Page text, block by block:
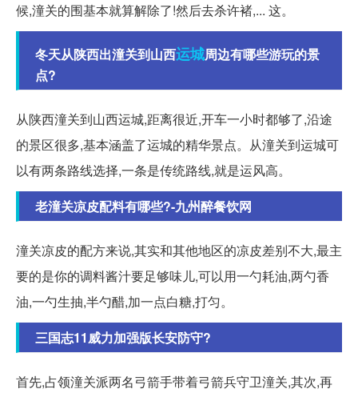
候,潼关的围基本就算解除了!然后去杀许褚,... 这。
冬天从陕西出潼关到山西运城周边有哪些游玩的景
点?
从陕西潼关到山西运城,距离很近,开车一小时都够了,沿途
的景区很多,基本涵盖了运城的精华景点。从潼关到运城可
以有两条路线选择,一条是传统路线,就是运风高。
老潼关凉皮配料有哪些?-九州醉餐饮网
潼关凉皮的配方来说,其实和其他地区的凉皮差别不大,最主
要的是你的调料酱汁要足够味儿,可以用一勺耗油,两勺香
油,一勺生抽,半勺醋,加一点白糖,打匀。
三国志11威力加强版长安防守?
首先,占领潼关派两名弓箭手带着弓箭兵守卫潼关,其次,再